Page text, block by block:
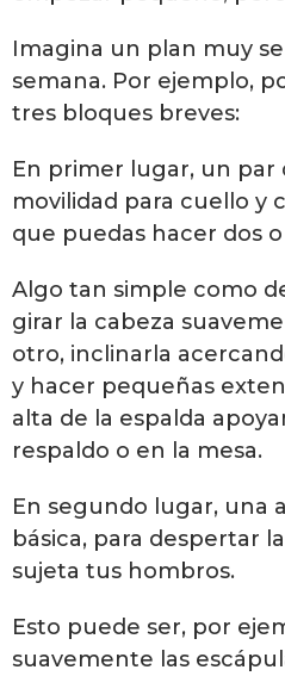
Imagina un plan muy
semana. Por ejemplo,
tres bloques breves:
En primer lugar, un par
movilidad para cuello y
que puedas hacer dos
Algo tan simple como
girar la cabeza
otro, inclinarla
y hacer pequeñas
alta de la espalda
respaldo o en la mesa.
En segundo lugar, una
básica, para despertar
sujeta tus hombros.
Esto puede ser, por
suavemente las